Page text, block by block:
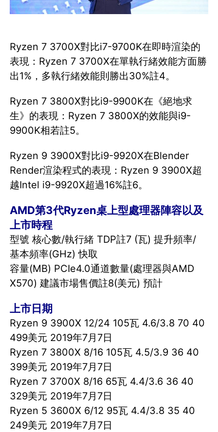
Ryzen 7 3700X對比i7-9700K在即時渲染的
表現：Ryzen 7 3700X在單執行緒效能方面勝
出1%，多執行緒效能則勝出30%註4。
Ryzen 7 3800X對比i9-9900K在《絕地求
生》的表現：Ryzen 7 3800X的效能與i9-
9900K相若註5。
Ryzen 9 3900X對比i9-9920X在Blender
Render渲染程式的表現：Ryzen 9 3900X超
越Intel i9-9920X超過16%註6。
AMD第3代Ryzen桌上型處理器陣容以及
上市時程
型號 核心數/執行緒 TDP註7 (瓦) 提升頻率/
基本頻率(GHz) 快取
容量(MB) PCIe4.0通道數量(處理器與AMD
X570) 建議市場售價註8(美元) 預計
上市日期
Ryzen 9 3900X 12/24 105瓦 4.6/3.8 70 40
499美元 2019年7月7日
Ryzen 7 3800X 8/16 105瓦 4.5/3.9 36 40
399美元 2019年7月7日
Ryzen 7 3700X 8/16 65瓦 4.4/3.6 36 40
329美元 2019年7月7日
Ryzen 5 3600X 6/12 95瓦 4.4/3.8 35 40
249美元 2019年7月7日